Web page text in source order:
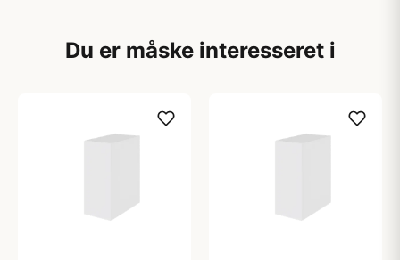
Du er måske interesseret i